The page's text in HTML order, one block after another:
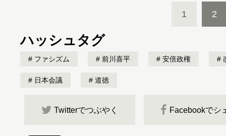
1 2
ハッシュタグ
ファシズム 前川喜平 安倍政権
日本会議 道徳
Twitterでつぶやく Facebookでシ